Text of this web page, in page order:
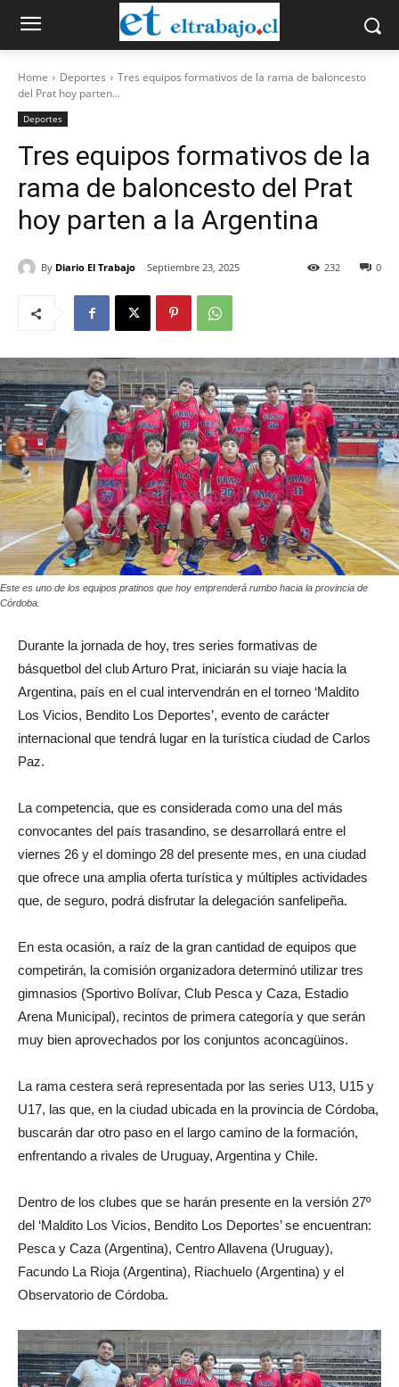
Home Deportes
Tres equipos formativos de la rama de baloncesto
del Prat hoy parten...
Deportes
Tres equipos formativos de la
rama de baloncesto del Prat
hoy parten a la Argentina
By Diario El Trabajo Septiembre 23, 2025 0
232
Este es uno de los equipos pratinos que hoy emprenderá rumbo hacia la provincia de
Córdoba.
Durante la jornada de hoy, tres series formativas de
básquetbol del club Arturo Prat, iniciarán su viaje hacia la
Argentina, país en el cual intervendrán en el torneo ‘Maldito
Los Vicios, Bendito Los Deportes’, evento de carácter
internacional que tendrá lugar en la turística ciudad de Carlos
Paz.
La competencia, que es considerada como una del más
convocantes del país trasandino, se desarrollará entre el
viernes 26 y el domingo 28 del presente mes, en una ciudad
que ofrece una amplia oferta turística y múltiples actividades
que, de seguro, podrá disfrutar la delegación sanfelipeña.
En esta ocasión, a raíz de la gran cantidad de equipos que
competirán, la comisión organizadora determinó utilizar tres
gimnasios (Sportivo Bolívar, Club Pesca y Caza, Estadio
Arena Municipal), recintos de primera categoría y que serán
muy bien aprovechados por los conjuntos aconcagüinos.
La rama cestera será representada por las series U13, U15 y
U17, las que, en la ciudad ubicada en la provincia de Córdoba,
buscarán dar otro paso en el largo camino de la formación,
enfrentando a rivales de Uruguay, Argentina y Chile.
Dentro de los clubes que se harán presente en la versión 27º
del ‘Maldito Los Vicios, Bendito Los Deportes’ se encuentran:
Pesca y Caza (Argentina), Centro Allavena (Uruguay),
Facundo La Rioja (Argentina), Riachuelo (Argentina) y el
Observatorio de Córdoba.